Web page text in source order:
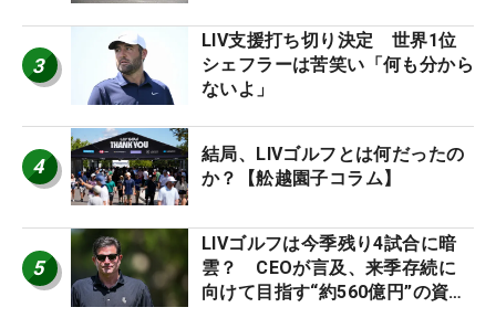
3
LIV支援打ち切り決定 世界1位
シェフラーは苦笑い「何も分から
ないよ」
4
結局、LIVゴルフとは何だったの
か？【舩越園子コラム】
5
LIVゴルフは今季残り4試合に暗
雲？ CEOが言及、来季存続に
向けて目指す“約560億円”の資金